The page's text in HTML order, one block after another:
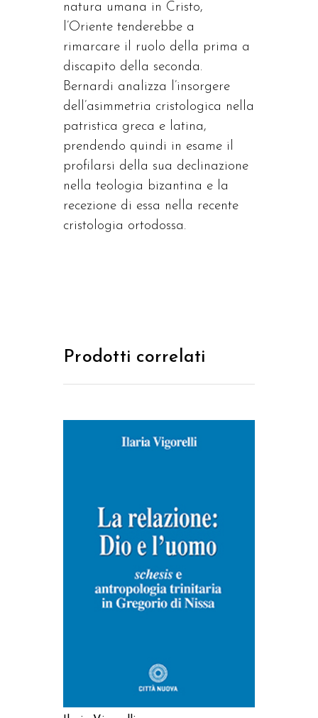
natura umana in Cristo,
l’Oriente tenderebbe a
rimarcare il ruolo della prima a
discapito della seconda.
Bernardi analizza l’insorgere
dell’asimmetria cristologica nella
patristica greca e latina,
prendendo quindi in esame il
profilarsi della sua declinazione
nella teologia bizantina e la
recezione di essa nella recente
cristologia ortodossa.
Prodotti correlati